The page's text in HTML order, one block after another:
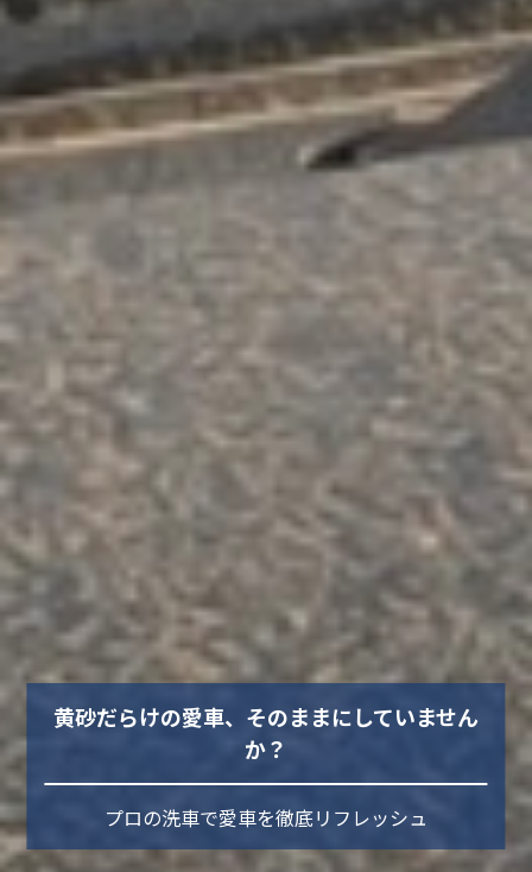
黄砂だらけの愛車、そのままにしていません
か？
プロの洗車で愛車を徹底リフレッシュ